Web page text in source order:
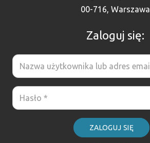
00-716, Warszawa
Zaloguj się:
ZALOGUJ SIĘ